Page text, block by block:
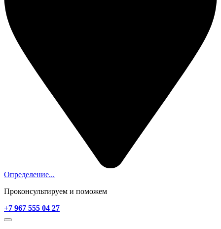
Определение...
Проконсультируем и поможем
+7 967 555 04 27